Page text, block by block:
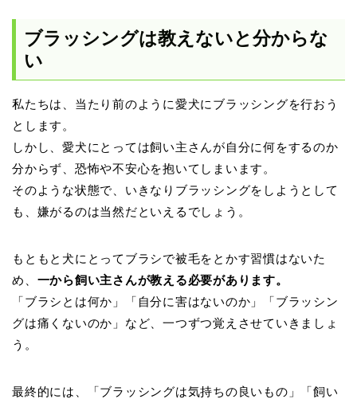
ブラッシングは教えないと分からな
い
私たちは、当たり前のように愛犬にブラッシングを行おう
とします。
しかし、愛犬にとっては飼い主さんが自分に何をするのか
分からず、恐怖や不安心を抱いてしまいます。
そのような状態で、いきなりブラッシングをしようとして
も、嫌がるのは当然だといえるでしょう。
もともと犬にとってブラシで被毛をとかす習慣はないた
め、 一から飼い主さんが教える必要があります。
「ブラシとは何か」「自分に害はないのか」「ブラッシン
グは痛くないのか」など、一つずつ覚えさせていきましょ
う。
最終的には、「ブラッシングは気持ちの良いもの」「飼い